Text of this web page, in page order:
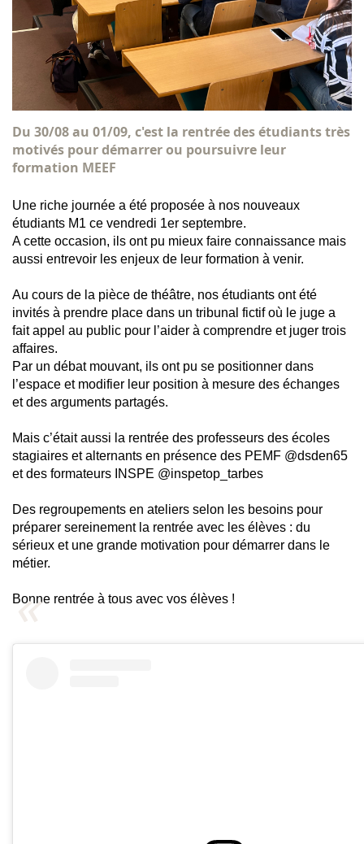
Du 30/08 au 01/09, c'est la rentrée des étudiants très
motivés pour démarrer ou poursuivre leur
formation MEEF
Une riche journée a été proposée à nos nouveaux
étudiants M1 ce vendredi 1er septembre.
A cette occasion, ils ont pu mieux faire connaissance mais
aussi entrevoir les enjeux de leur formation à venir.
Au cours de la pièce de théâtre, nos étudiants ont été
invités à prendre place dans un tribunal fictif où le juge a
fait appel au public pour l’aider à comprendre et juger trois
affaires.
Par un débat mouvant, ils ont pu se positionner dans
l’espace et modifier leur position à mesure des échanges
et des arguments partagés.
Mais c’était aussi la rentrée des professeurs des écoles
stagiaires et alternants en présence des PEMF @dsden65
et des formateurs INSPE @inspetop_tarbes
Des regroupements en ateliers selon les besoins pour
préparer sereinement la rentrée avec les élèves : du
sérieux et une grande motivation pour démarrer dans le
métier.
Bonne rentrée à tous avec vos élèves !